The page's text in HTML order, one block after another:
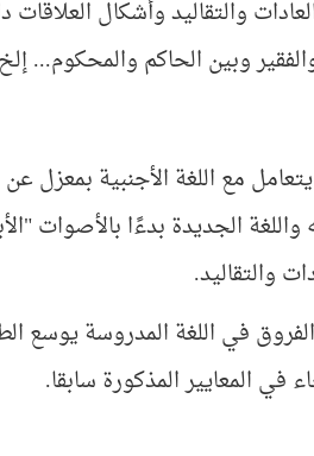
والتقاليد وأشكال العلاقات
وبين الحاكم والمحكوم...
مع اللغة الأجنبية بمعزل
الجديدة بدءًا بالأصوات
والتقاليد.
في اللغة المدروسة يوسع
في المعايير المذكورة سابقا.